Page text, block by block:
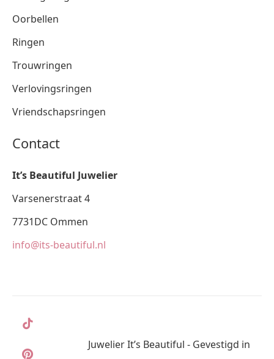
Oorbellen
Ringen
Trouwringen
Verlovingsringen
Vriendschapsringen
Contact
It’s Beautiful Juwelier
Varsenerstraat 4
7731DC Ommen
info@its-beautiful.nl
Juwelier It’s Beautiful - Gevestigd in